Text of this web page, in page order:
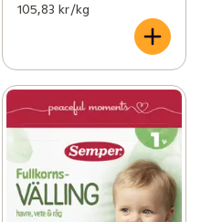
105,83 kr /kg